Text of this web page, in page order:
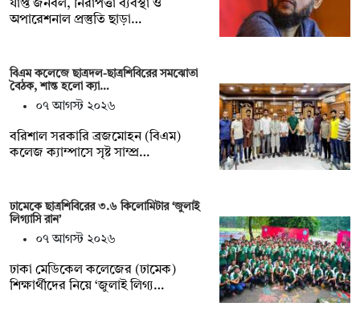
র্যাপ্ত জনবল, নিরাপত্তা ব্যবস্থা ও
অপারেশনাল প্রস্তুতি ছাড়া…
বিএম কলেজে ছাত্রদল-ছাত্রশিবিরের সমঝোতা
বৈঠক, শান্ত হলো ক্যা…
০৭ আগস্ট ২০২৬
বরিশাল সরকারি ব্রজমোহন (বিএম)
কলেজ ক্যাম্পাসে সৃষ্ট সাম্প্র…
ঢামেকে ছাত্রশিবিরের ৩.৬ কিলোমিটার ‘জুলাই
লিগ্যাসি রান’
০৭ আগস্ট ২০২৬
ঢাকা মেডিকেল কলেজের (ঢামেক)
শিক্ষার্থীদের নিয়ে ‘জুলাই লিগ্য…